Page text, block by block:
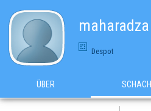
maharadza
Despot
ÜBER SCHACH